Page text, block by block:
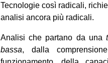
Tecnologie così radicali,
analisi ancora più radicali.
Analisi che partano da una
bassa, dalla